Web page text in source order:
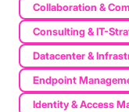
Collaboration &
Consulting & IT-
Datacenter &
Endpoint
Identity & Access